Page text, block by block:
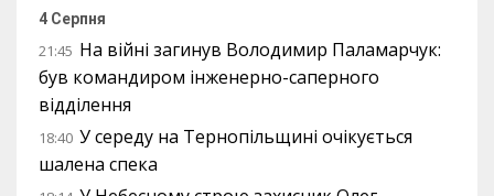
4 Серпня
21:45 На війні загинув Володимир Паламарчук:
був командиром інженерно-саперного
відділення
18:40 У середу на Тернопільщині очікується
шалена спека